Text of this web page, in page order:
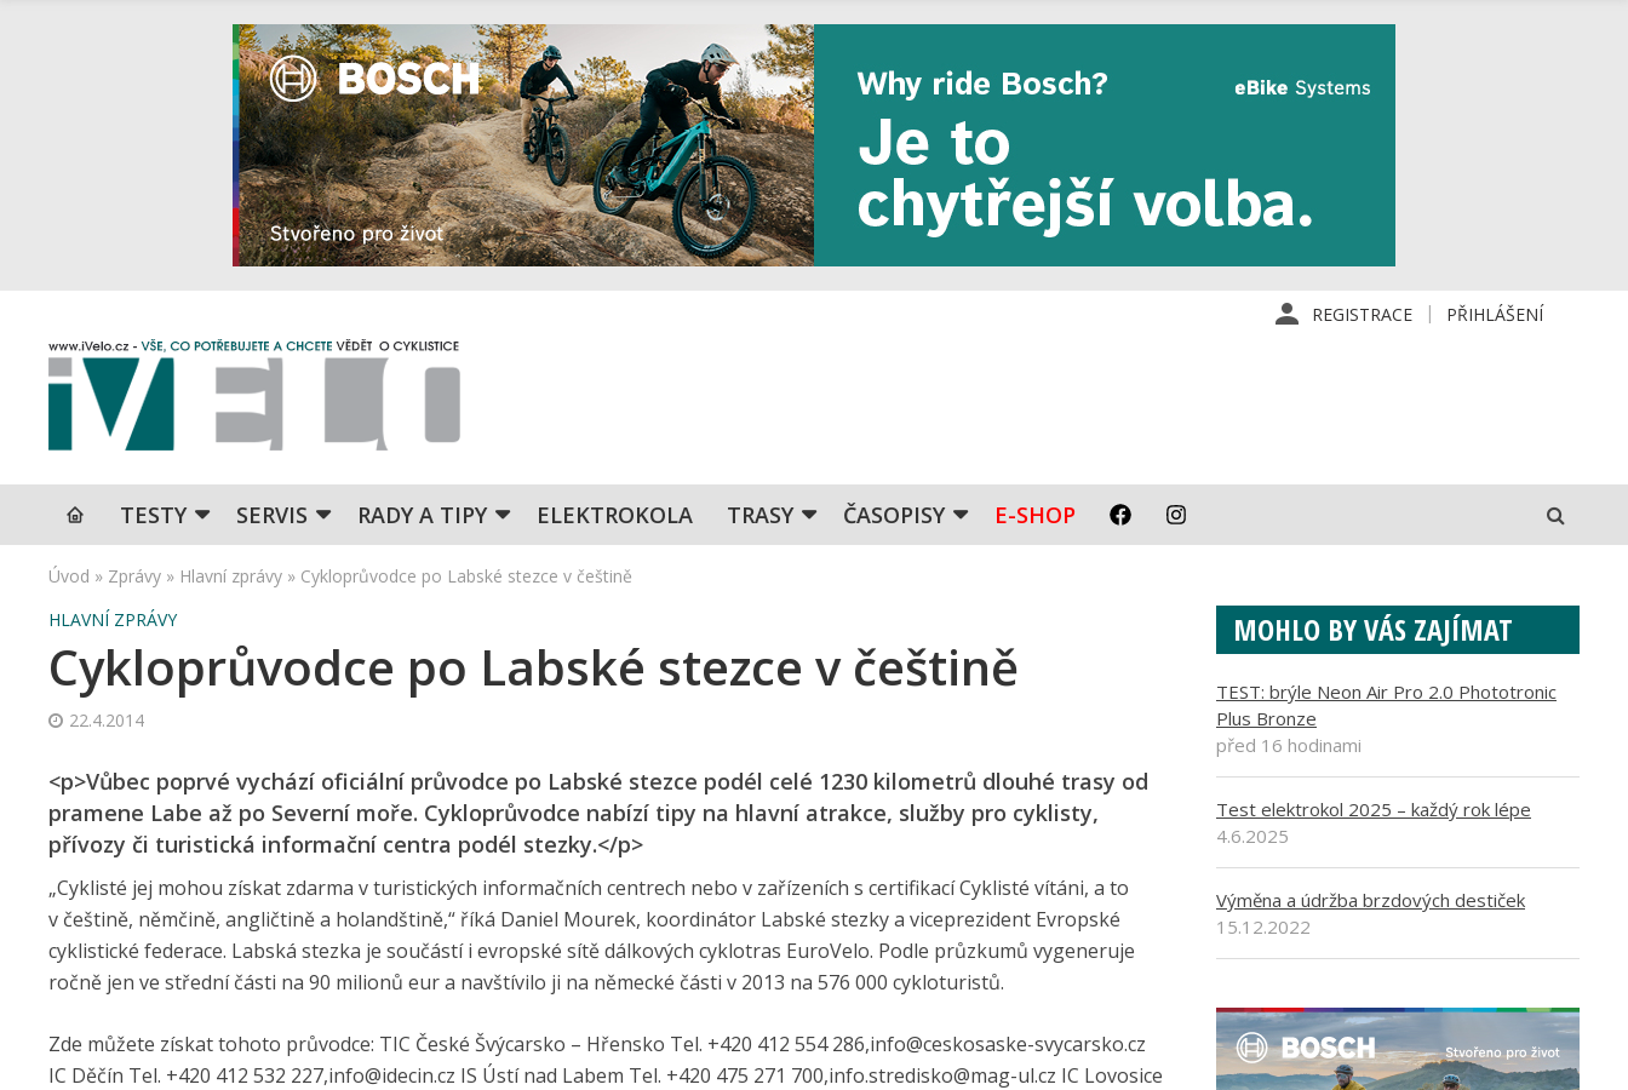
REGISTRACE PŘIHLÁŠENÍ
TESTY SERVIS RADY A TIPY ELEKTROKOLA TRASY ČASOPISY E-SHOP
Úvod » Zprávy » Hlavní zprávy » Cykloprůvodce po Labské stezce v češtině
HLAVNÍ ZPRÁVY
Cykloprůvodce po Labské stezce v češtině
22.4.2014
<p>Vůbec poprvé vychází oficiální průvodce po Labské stezce podél celé 1230 kilometrů dlouhé trasy od
pramene Labe až po Severní moře. Cykloprůvodce nabízí tipy na hlavní atrakce, služby pro cyklisty,
přívozy či turistická informační centra podél stezky.</p>
„Cyklisté jej mohou získat zdarma v turistických informačních centrech nebo v zařízeních s certifikací Cyklisté vítáni, a to
v češtině, němčině, angličtině a holandštině,“ říká Daniel Mourek, koordinátor Labské stezky a viceprezident Evropské
cyklistické federace. Labská stezka je součástí i evropské sítě dálkových cyklotras EuroVelo. Podle průzkumů vygeneruje
ročně jen ve střední části na 90 milionů eur a navštívilo ji na německé části v 2013 na 576 000 cyklo­turistů.
Zde můžete získat tohoto průvodce: TIC České Švýcarsko – Hřensko Tel. +420 412 554 2­86,info@cesko­saske-svycarsko.cz
IC Děčín Tel. +420 412 532 2­27,info@idecin­.cz IS Ústí nad Labem Tel. +420 475 271 7­00,info.stredis­ko@mag-ul.cz IC Lovosice
MOHLO BY VÁS ZAJÍMAT
TEST: brýle Neon Air Pro 2.0 Phototronic
Plus Bronze
před 16 hodinami
Test elektrokol 2025 – každý rok lépe
4.6.2025
Výměna a údržba brzdových destiček
15.12.2022